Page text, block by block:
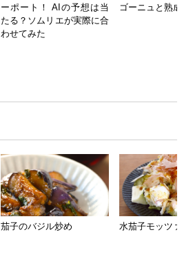
ーポート！ AIの予想は当
たる？ソムリエが実際に合
わせてみた
ゴーニュと熟
茄子のバジル炒め 水茄子モッツァ